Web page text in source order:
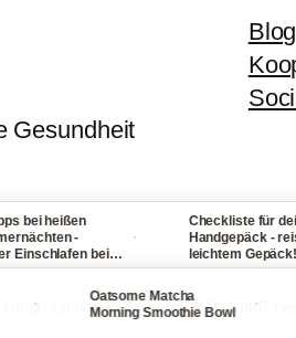
Gesundheit
Blog
Storkower Straße 139 B, 10407
heißen
-
bei
Nacht)
Checkliste für dein
Handgepäck - reisen
leichtem Gepäck! So
packst du nie wieder
viel ein
Oatsome Matcha
Morning Smoothie Bowl
·